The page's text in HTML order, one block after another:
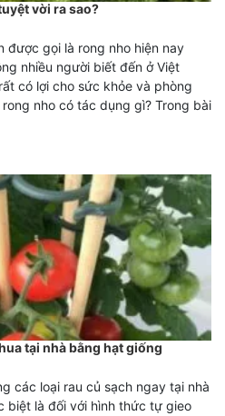
vời ra sao?
gọi là rong nho hiện nay
nhiều người biết đến ở Việt
có lợi cho sức khỏe và phòng
nho có tác dụng gì? Trong bài
tại nhà bằng hạt giống
các loại rau củ sạch ngay tại nhà
biệt là đối với hình thức tự gieo